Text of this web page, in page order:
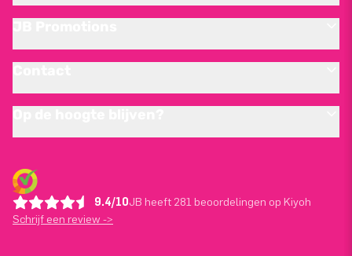
9.4/10JB heeft 281 beoordelingen op Kiyoh
Schrijf een review ->